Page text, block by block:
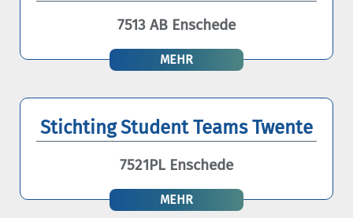
7513 AB Enschede
MEHR
Stichting Student Teams Twente
7521PL Enschede
MEHR